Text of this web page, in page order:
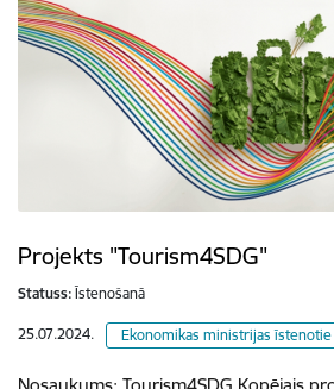
Projekts "Tourism4SDG"
Statuss: Īstenošanā
25.07.2024. Ekonomikas ministrijas
Nosaukums: Tourism4SDG Kopējais